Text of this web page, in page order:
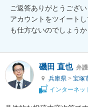
ご返答ありがとうござ
アカウントをツイート
も仕方ないのでしょうか
磯田 直也 弁
兵庫県 > 宝塚
インターネッ